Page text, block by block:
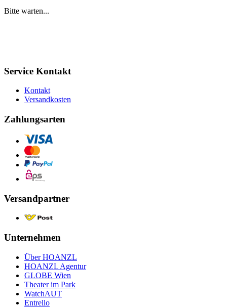
Bitte warten...
Service Kontakt
Kontakt
Versandkosten
Zahlungsarten
Versandpartner
Unternehmen
Über HOANZL
HOANZL Agentur
GLOBE Wien
Theater im Park
WatchAUT
Entrello